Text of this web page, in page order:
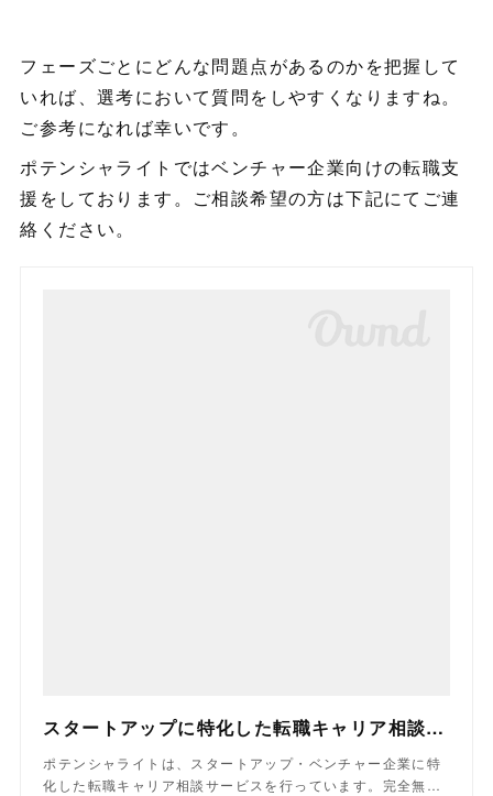
フェーズごとにどんな問題点があるのかを把握して
いれば、選考において質問をしやすくなりますね。
ご参考になれば幸いです。
ポテンシャライトではベンチャー企業向けの転職支
援をしております。ご相談希望の方は下記にてご連
絡ください。
スタートアップに特化した転職キャリア相談サービス｜ポテンシャライト
ポテンシャライトは、スタートアップ・ベンチャー企業に特
化した転職キャリア相談サービスを行っています。完全無…